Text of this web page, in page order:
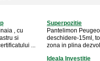
, cu
si
...
Superpozitie
Pantelimon
deschidere-15ml,
zona in plina
Ideala Investitie